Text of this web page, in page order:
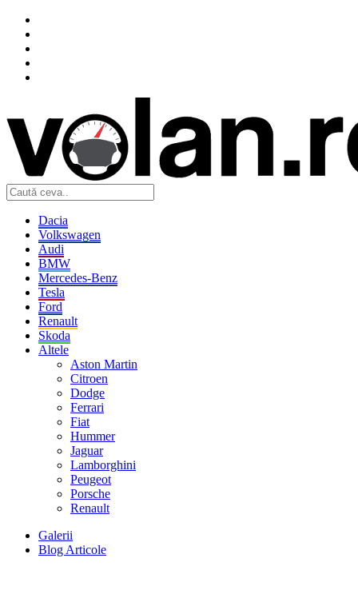
Dacia
Volkswagen
Audi
BMW
Mercedes-Benz
Tesla
Ford
Renault
Skoda
Altele
Aston Martin
Citroen
Dodge
Ferrari
Fiat
Hummer
Jaguar
Lamborghini
Peugeot
Porsche
Renault
Galerii
Blog Articole